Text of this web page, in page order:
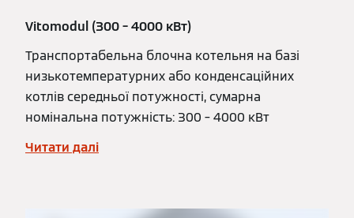
Vitomodul (300 – 4000 кВт)
Транспортабельна блочна котельня на базі
низькотемпературних або конденсаційних
котлів середньої потужності, сумарна
номінальна потужність: 300 – 4000 кВт
Читати далі